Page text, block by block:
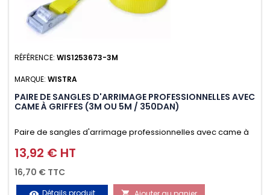
RÉFÉRENCE: WIS1253673-3M
MARQUE: WISTRA
PAIRE DE SANGLES D'ARRIMAGE PROFESSIONNELLES AVEC
CAME À GRIFFES (3M OU 5M / 350DAN)
Paire de sangles d'arrimage professionnelles avec came à
griffes (3M ou 5M / 350daN), simple et rapide d'utilisation.
Permet d'arrimer et de sécuriser vos chargements pendant
le transport. Matière polyester très résistante aux UV et aux
Prix
13,92 € HT
16,70 € TTC